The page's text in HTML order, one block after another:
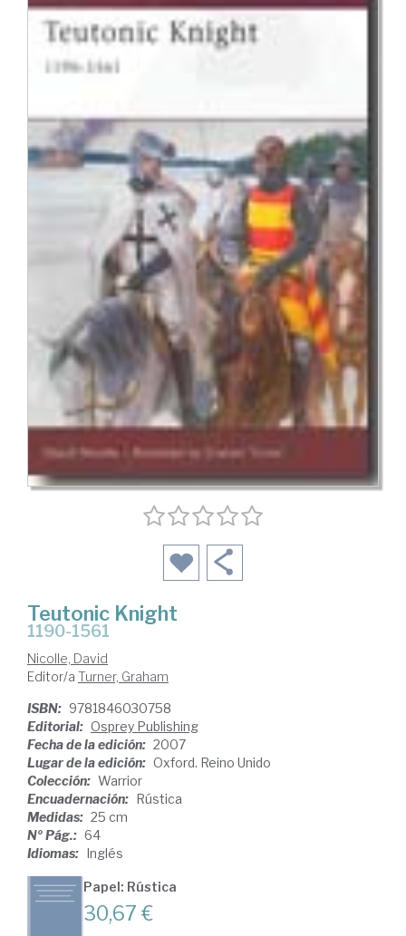
Teutonic Knight
1190-1561
Nicolle, David
Editor/a Turner, Graham
ISBN: 9781846030758
Editorial: Osprey Publishing
Fecha de la edición: 2007
Lugar de la edición: Oxford. Reino Unido
Colección: Warrior
Encuadernación: Rústica
Medidas: 25 cm
Nº Pág.: 64
Idiomas: Inglés
Papel: Rústica
30,67 €